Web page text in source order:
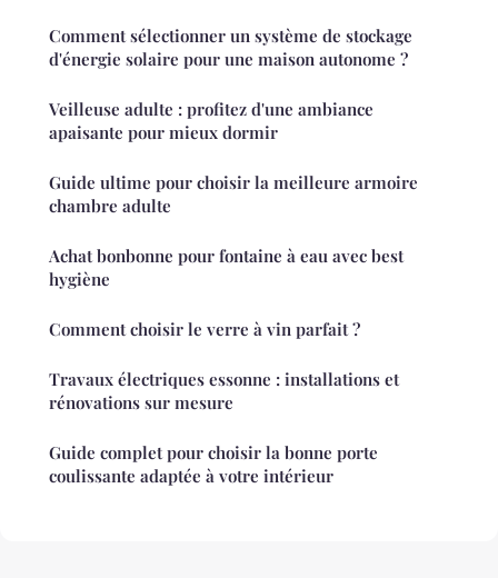
Comment sélectionner un système de stockage
d'énergie solaire pour une maison autonome ?
Veilleuse adulte : profitez d'une ambiance
apaisante pour mieux dormir
Guide ultime pour choisir la meilleure armoire
chambre adulte
Achat bonbonne pour fontaine à eau avec best
hygiène
Comment choisir le verre à vin parfait ?
Travaux électriques essonne : installations et
rénovations sur mesure
Guide complet pour choisir la bonne porte
coulissante adaptée à votre intérieur